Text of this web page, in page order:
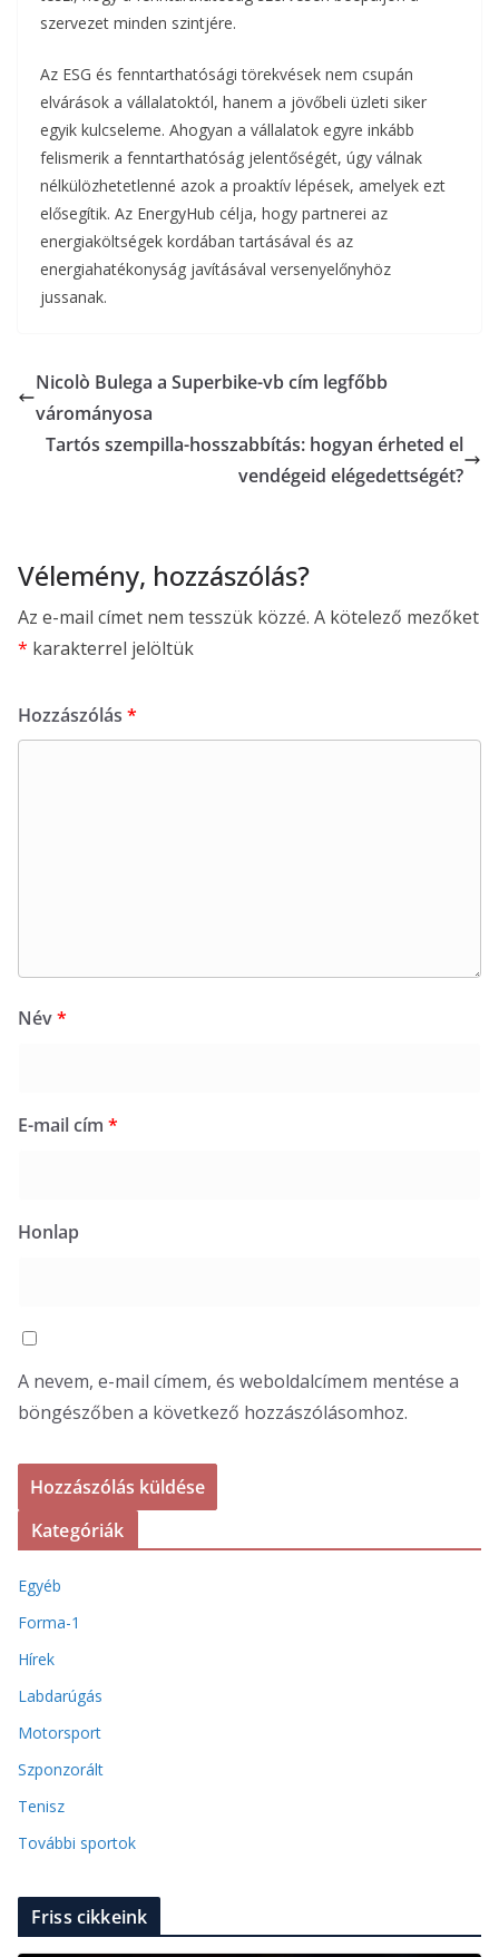
szervezet minden szintjére.
Az ESG és fenntarthatósági törekvések nem csupán
elvárások a vállalatoktól, hanem a jövőbeli üzleti siker
egyik kulcseleme. Ahogyan a vállalatok egyre inkább
felismerik a fenntarthatóság jelentőségét, úgy válnak
nélkülözhetetlenné azok a proaktív lépések, amelyek ezt
elősegítik. Az EnergyHub célja, hogy partnerei az
energiaköltségek kordában tartásával és az
energiahatékonyság javításával versenyelőnyhöz
jussanak.
Nicolò Bulega a Superbike-vb cím legfőbb
várományosa
Tartós szempilla-hosszabbítás: hogyan érheted el
vendégeid elégedettségét?
Vélemény, hozzászólás?
Az e-mail címet nem tesszük közzé. A kötelező mezőket
* karakterrel jelöltük
Hozzászólás *
Név*
E-mail cím *
Honlap
A nevem, e-mail címem, és weboldalcímem mentése a
böngészőben a következő hozzászólásomhoz.
Kategóriák
Egyéb
Forma-1
Hírek
Labdarúgás
Motorsport
Szponzorált
Tenisz
További sportok
Friss cikkeink